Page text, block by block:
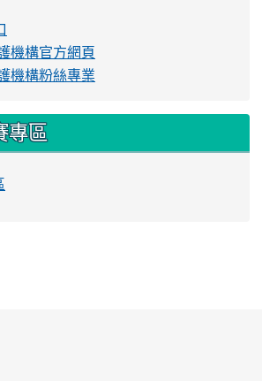
機構官方網頁
機構粉絲專業
專區